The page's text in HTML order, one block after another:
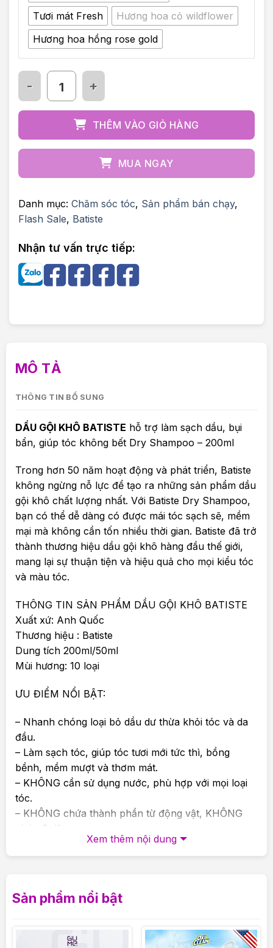
Tươi mát Fresh
Hương hoa cỏ wildflower
Hương hoa hồng rose gold
Dầu gội khô Batiste Dry Shampoo nguyên bản
THÊM VÀO GIỎ HÀNG
MUA NGAY
Danh mục: Chăm sóc tóc, Sản phẩm bán chạy,
Flash Sale, Batiste
Nhận tư vấn trực tiếp:
MÔ TẢ
THÔNG TIN BỔ SUNG
DẦU GỘI KHÔ BATISTE hỗ trợ làm sạch dầu, bụi
bẩn, giúp tóc không bết Dry Shampoo – 200ml
Trong hơn 50 năm hoạt động và phát triển, Batiste
không ngừng nỗ lực để tạo ra những sản phẩm dầu
gội khô chất lượng nhất. Với Batiste Dry Shampoo,
bạn có thể dễ dàng có được mái tóc sạch sẽ, mềm
mại mà không cần tốn nhiều thời gian. Batiste đã trở
thành thương hiệu dầu gội khô hàng đầu thế giới,
mang lại sự thuận tiện và hiệu quả cho mọi kiểu tóc
và màu tóc.
THÔNG TIN SẢN PHẨM DẦU GỘI KHÔ BATISTE
Xuất xứ: Anh Quốc
Thương hiệu : Batiste
Dung tích 200ml/50ml
Mùi hương: 10 loại
ƯU ĐIỂM NỔI BẬT:
– Nhanh chóng loại bỏ dầu dư thừa khỏi tóc và da
đầu.
– Làm sạch tóc, giúp tóc tươi mới tức thì, bồng
bềnh, mềm mượt và thơm mát.
– KHÔNG cần sử dụng nước, phù hợp với mọi loại
tóc.
– KHÔNG chứa thành phần từ động vật, KHÔNG
chứa Sulfate.
– Được nhập khẩu trực tiếp nguyên hộp từ Anh
Quốc. Đảm bảo chất lượng,
HƯƠNG:
1. Hương Cổ Điển Clean & Classic Original hương cổ
điển nguyên bản là sự hòa quyện hài hòa của
Xem thêm nội dung
Sản phẩm nổi bật